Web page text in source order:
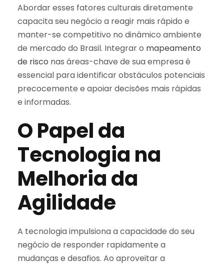
Abordar esses fatores culturais diretamente
capacita seu negócio a reagir mais rápido e
manter-se competitivo no dinâmico ambiente
de mercado do Brasil. Integrar o mapeamento
de risco nas áreas-chave de sua empresa é
essencial para identificar obstáculos potenciais
precocemente e apoiar decisões mais rápidas
e informadas.
O Papel da
Tecnologia na
Melhoria da
Agilidade
A tecnologia impulsiona a capacidade do seu
negócio de responder rapidamente a
mudanças e desafios. Ao aproveitar a